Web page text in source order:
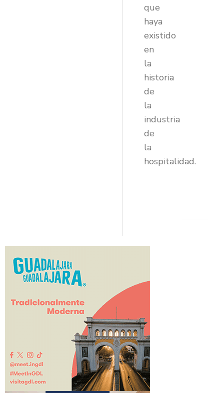
que
haya
existido
en
la
historia
de
la
industria
de
la
hospitalidad.